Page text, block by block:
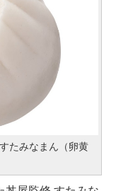
たみなまん（卵黄